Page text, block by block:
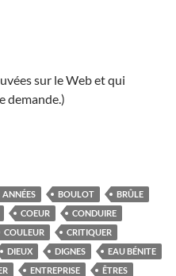
sur le Web et qui
demande.)
ANNÉES BOULOT
BRÛLE
COEUR
CONDUIRE
COULEUR
CRITIQUER
DIEUX DIGNES
EAU BÉNITE
ENTREPRISE
ÊTRES